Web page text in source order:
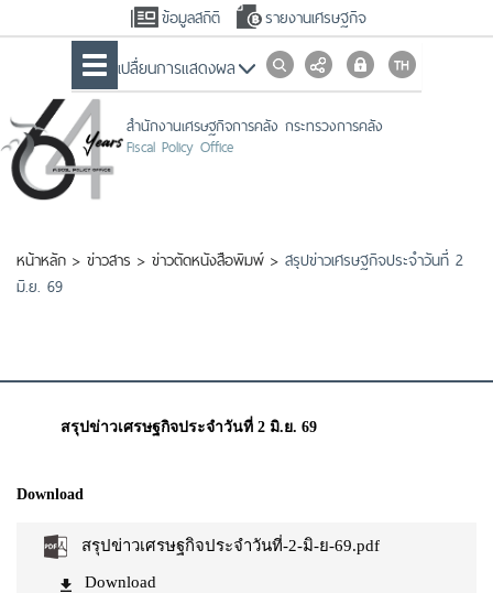
ข้อมูลสถิติ รายงานเศรษฐกิจ
เปลื่ยนการแสดงผล
สำนักงานเศรษฐกิจการคลัง กระทรวงการคลัง
Fiscal Policy Office
หน้าหลัก > ข่าวสาร > ข่าวตัดหนังสือพิมพ์ > สรุปข่าวเศรษฐกิจประจำวันที่ 2
มิ.ย. 69
สรุปข่าวเศรษฐกิจประจำวันที่ 2 มิ.ย. 69
Download
สรุปข่าวเศรษฐกิจประจำวันที่-2-มิ-ย-69.pdf
Download